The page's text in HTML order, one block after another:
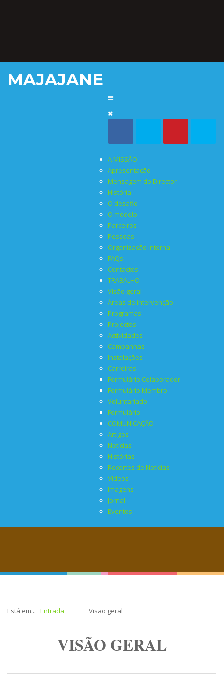
MAJAJANE
A MISSÃO
Apresentação
Mensagem do Director
História
O desafio
O modelo
Parceiros
Pessoas
Organização interna
FAQs
Contactos
TRABALHO
Visão geral
Áreas de intervenção
Programas
Projectos
Actividades
Campanhas
Instalações
Carreiras
Formulário Colaborador
Formulário Membro
Voluntariado
Formulário
COMUNICAÇÃO
Artigos
Notícias
Histórias
Recortes de Notícias
Vídeos
Imagens
Jornal
Eventos
Está em... Entrada Visão geral
VISÃO GERAL